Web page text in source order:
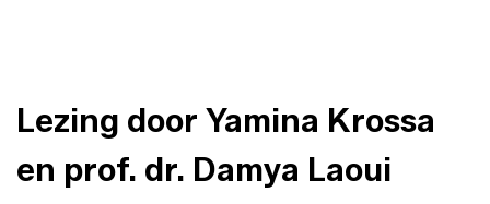
Lezing door Yamina Krossa
en prof. dr. Damya Laoui